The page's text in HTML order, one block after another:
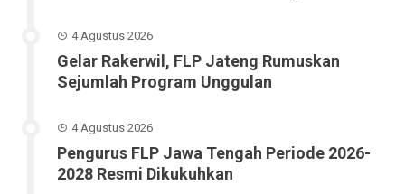
4 Agustus 2026
Gelar Rakerwil, FLP Jateng Rumuskan
Sejumlah Program Unggulan
4 Agustus 2026
Pengurus FLP Jawa Tengah Periode 2026-
2028 Resmi Dikukuhkan